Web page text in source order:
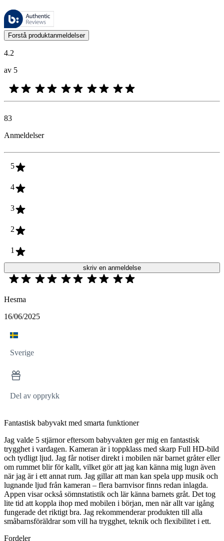
Disse anmeldelsene forvaltes av Bazaarvoice og overholder
Kundenes meninger i form av produkt- og stjernevurdering er
Forstå produktanmeldelser
4.2
av 5
83
Anmeldelser
5
4
3
2
1
skriv en anmeldelse
Hesma
16/06/2025
Sverige
Del av opprykk
Fantastisk babyvakt med smarta funktioner
Jag valde 5 stjärnor eftersom babyvakten ger mig en fantastisk
trygghet i vardagen. Kameran är i toppklass med skarp Full HD-bild
och tydligt ljud. Jag får notiser direkt i mobilen när barnet gråter eller
om rummet blir för kallt, vilket gör att jag kan känna mig lugn även
när jag är i ett annat rum. Jag gillar att man kan spela upp musik och
lugnande ljud från kameran – flera barnvisor finns redan inlagda.
Appen visar också sömnstatistik och lär känna barnets gråt. Det tog
lite tid att koppla ihop med mobilen i början, men när allt var igång
fungerade det riktigt bra. Jag rekommenderar produkten till alla
småbarnsföräldrar som vill ha trygghet, teknik och flexibilitet i ett.
Fordeler